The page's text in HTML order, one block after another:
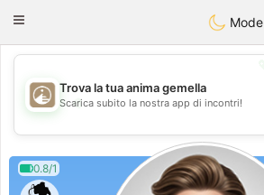
ahebik
Toggle
Mode
💖
💕
Trova la tua anima gemella
Scarica subito la nostra app di incontri!
0.8/1